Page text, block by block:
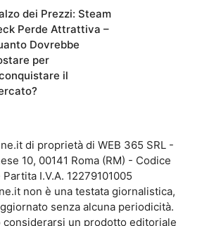
dei Prezzi: Steam
Perde Attrattiva –
Dovrebbe
per
il
di proprietà di WEB 365 SRL -
10, 00141 Roma (RM) - Codice
I.V.A. 12279101005
non è una testata giornalistica,
senza alcuna periodicità.
considerarsi un prodotto editoriale